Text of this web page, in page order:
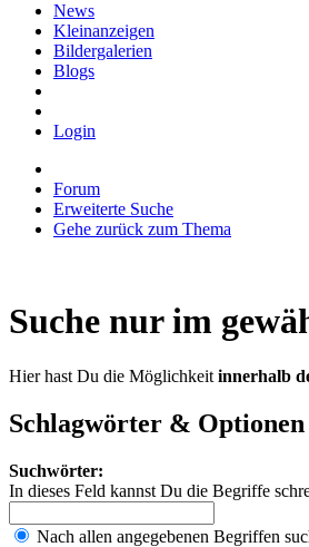
News
Kleinanzeigen
Bildergalerien
Blogs
Login
Forum
Erweiterte Suche
Gehe zurück zum Thema
Suche nur im
Hier hast Du die Möglichkeit innerhalb
Schlagwörter & Optionen
Suchwörter:
In dieses Feld kannst Du die Begriffe
Nach allen angegebenen Begriffen